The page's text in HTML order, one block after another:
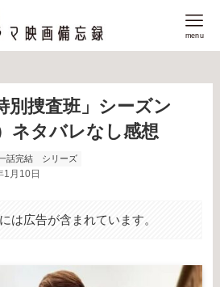
menu
別捜査班」シーズン
ネタバレなし感想
話完結 シリーズ
1月10日
は広告が含まれています。